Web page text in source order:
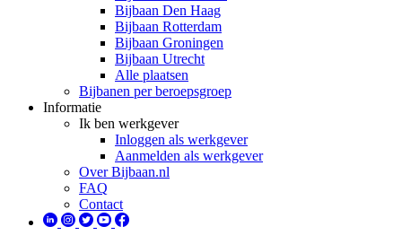
Bijbaan Den Haag
Bijbaan Rotterdam
Bijbaan Groningen
Bijbaan Utrecht
Alle plaatsen
Bijbanen per beroepsgroep
Informatie
Ik ben werkgever
Inloggen als werkgever
Aanmelden als werkgever
Over Bijbaan.nl
FAQ
Contact